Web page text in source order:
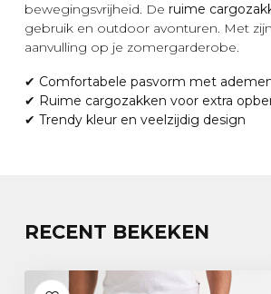
bewegingsvrijheid. De ruime
gebruik en outdoor avonturen. Met
aanvulling op je zomergarderobe.
✔ Comfortabele pasvorm met
✔ Ruime cargozakken voor extra
✔ Trendy kleur en veelzijdig design
RECENT BEKEKEN